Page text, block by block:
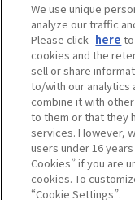
ざいますのでご了承くだ
privacypolicy
ウェブサイトご利用
個人情報保護方針
©BANDAI
We use unique
analyze our traffic
Please click here
cookies and the
sell or share
to/with our analytics
combine it with
to them or that they
services. However,
users under 16
Cookies” if you are
cookies. To
“Cookie Settings”.